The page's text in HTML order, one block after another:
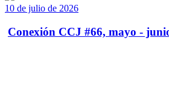
10 de julio de 2026
Conexión CCJ #66, mayo -